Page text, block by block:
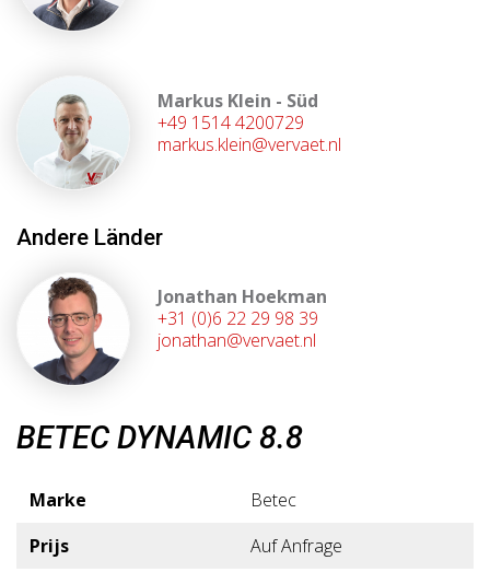
Markus Klein - Süd
+49 1514 4200729
markus.klein@vervaet.nl
Andere Länder
Jonathan Hoekman
+31 (0)6 22 29 98 39
jonathan@vervaet.nl
BETEC DYNAMIC 8.8
Marke
Betec
Prijs
Auf Anfrage